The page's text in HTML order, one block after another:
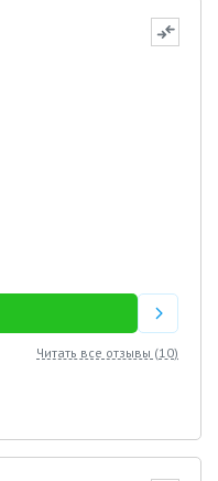
Читать все отзывы (10)